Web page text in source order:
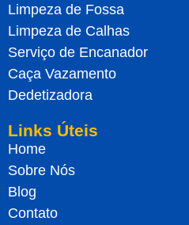
Limpeza de Fossa
Limpeza de Calhas
Serviço de Encanador
Caça Vazamento
Dedetizadora
Links Úteis
Home
Sobre Nós
Blog
Contato